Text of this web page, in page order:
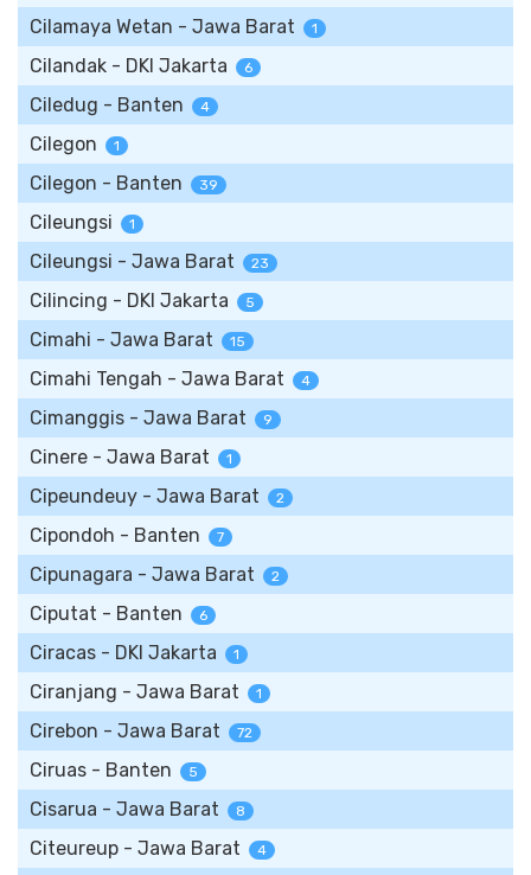
Cilamaya Wetan - Jawa Barat 1
Cilandak - DKI Jakarta 6
Ciledug - Banten 4
Cilegon 1
Cilegon - Banten 39
Cileungsi 1
Cileungsi - Jawa Barat 23
Cilincing - DKI Jakarta 5
Cimahi - Jawa Barat 15
Cimahi Tengah - Jawa Barat 4
Cimanggis - Jawa Barat 9
Cinere - Jawa Barat 1
Cipeundeuy - Jawa Barat 2
Cipondoh - Banten 7
Cipunagara - Jawa Barat 2
Ciputat - Banten 6
Ciracas - DKI Jakarta 1
Ciranjang - Jawa Barat 1
Cirebon - Jawa Barat 72
Ciruas - Banten 5
Cisarua - Jawa Barat 8
Citeureup - Jawa Barat 4